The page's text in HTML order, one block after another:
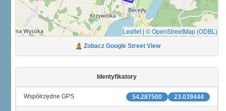
Leaflet | © OpenStreetMap (ODBL)
Zobacz Google Street View
Identyfikatory
23.039444
54.287500
Współrzędne GPS